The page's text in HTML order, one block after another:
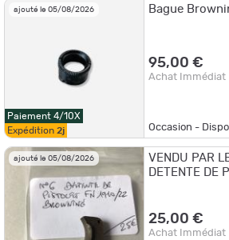
ajouté le 05/08/2026
Paiement 4/10X
Expédition 2j
Bague
95,00 €
Achat Immédiat
Occasion -
ajouté le 05/08/2026
VENDU PAR
DETENTE DE
25,00 €
Achat Immédiat